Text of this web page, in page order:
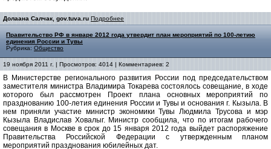
Долаана Салчак, gov.tuva.ru Подробнее
Правительство РФ в январе 2012 года утвердит план мероприятий по 100-летию
единения России и Тувы
Рубрика: Общество
19 ноября 2011 г. | Просмотров: 4014 | Комментариев: 2
В Министерстве регионального развития России под председательством
заместителя министра Владимира Токарева состоялось совещание, в ходе
которого был рассмотрен Проект плана основных мероприятий по
празднованию 100-летия единения России и Тувы и основания г. Кызыла. В
нем приняли участие министр экономики Тувы Людмила Трусова и мэр
Кызыла Владислав Ховалыг. Министр сообщила, что по итогам рабочего
совещания в Москве в срок до 15 января 2012 года выйдет распоряжение
Правительства Российской Федерации с утвержденным планом
мероприятий празднования юбилейных дат.